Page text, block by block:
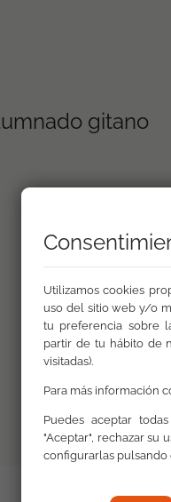
gitano
Utilizamos cookies
uso del sitio web y/o
tu preferencia sobre
partir de tu hábito de
visitadas).
Para más información
Puedes aceptar
"Aceptar", rechazar su
configurarlas pulsando